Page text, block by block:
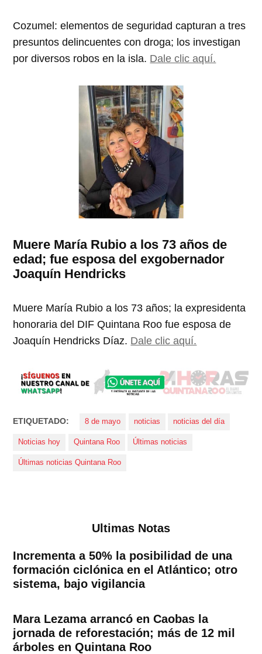
Cozumel: elementos de seguridad capturan a tres
presuntos delincuentes con droga; los investigan
por diversos robos en la isla. Dale clic aquí.
Muere María Rubio a los 73 años de
edad; fue esposa del exgobernador
Joaquín Hendricks
Muere María Rubio a los 73 años; la expresidenta
honoraria del DIF Quintana Roo fue esposa de
Joaquín Hendricks Díaz. Dale clic aquí.
ETIQUETADO: 8 de mayo noticias noticias del día
Noticias hoy Quintana Roo Últimas noticias
Últimas noticias Quintana Roo
Ultimas Notas
Incrementa a 50% la posibilidad de una
formación ciclónica en el Atlántico; otro
sistema, bajo vigilancia
Mara Lezama arrancó en Caobas la
jornada de reforestación; más de 12 mil
árboles en Quintana Roo